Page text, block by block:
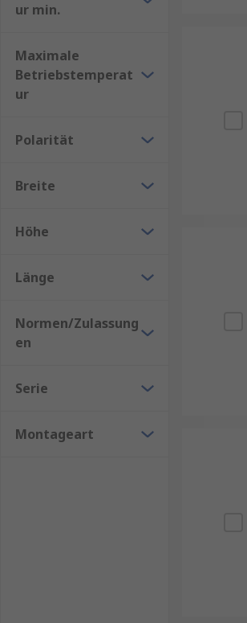
ur min.
Maximale
Betriebstemperat
ur
Polarität
Breite
Höhe
Länge
Normen/Zulassung
en
Serie
Montageart